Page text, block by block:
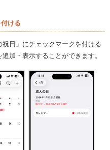
ける
日」にチェックマークを付ける
加・表示することができます。